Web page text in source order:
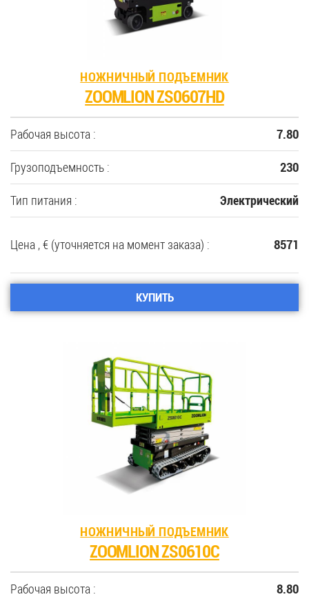
НОЖНИЧНЫЙ ПОДЪЕМНИК
ZOOMLION ZS0607HD
Рабочая высота : 7.80
Грузоподъемность : 230
Тип питания : Электрический
Цена , € (уточняется на момент заказа) : 8571
КУПИТЬ
НОЖНИЧНЫЙ ПОДЪЕМНИК
ZOOMLION ZS0610C
Рабочая высота : 8.80